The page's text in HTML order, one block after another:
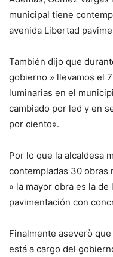
municipal tiene
avenida Libertad
También dijo que
gobierno » llevamos el
luminarias en el
cambiado por led y en
por ciento».
Por lo que la alcaldesa
contempladas 30 obras
» la mayor obra es la
pavimentación con
Finalmente aseverò
está a cargo del